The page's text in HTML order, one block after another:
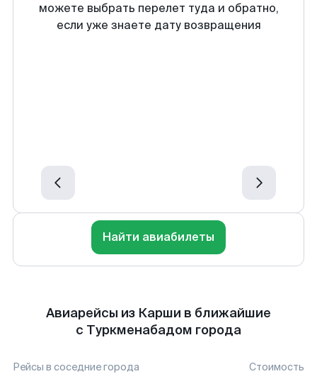
можете выбрать перелет туда и обратно,
если уже знаете дату возвращения
Найти авиабилеты
Авиарейсы из Карши в ближайшие
с Туркменабадом города
Рейсы в соседние города Стоимость